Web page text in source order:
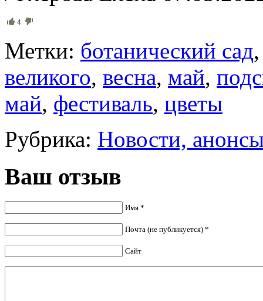
4
Метки: ботанический сад
великого, весна, май,
май, фестиваль, цветы
Рубрика: Новости,
Ваш отзыв
Имя *
Почта (не публикуется) *
Сайт